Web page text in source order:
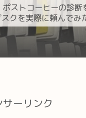
ストコーヒーの診断
クを実際に頼んでみ
ーリンク